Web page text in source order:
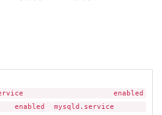
enabled
mysqld.service